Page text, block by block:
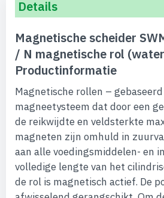
Details
Magnetische scheider
/ N magnetische rol
Productinformatie
Magnetische rollen – gebaseerd
magneetysteem dat door een
de reikwijdte en veldsterkte
magneten zijn omhuld in
aan alle voedingsmiddelen- en
volledige lengte van het
de rol is magnetisch actief. De